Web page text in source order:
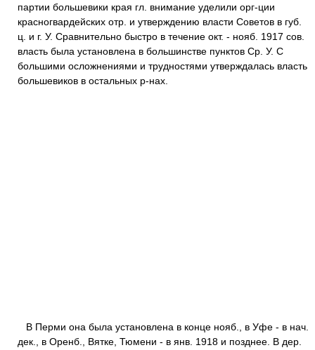
партии большевики края гл. внимание уделили орг-ции
красногвардейских отр. и утверждению власти Советов в губ.
ц. и г. У. Сравнительно быстро в течение окт. - нояб. 1917 сов.
власть была установлена в большинстве пунктов Ср. У. С
большими осложнениями и трудностями утверждалась власть
большевиков в остальных р-нах.
В Перми она была установлена в конце нояб., в Уфе - в нач.
дек., в Оренб., Вятке, Тюмени - в янв. 1918 и позднее. В дер.